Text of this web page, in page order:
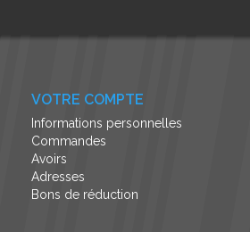
VOTRE COMPTE
Informations personnelles
Commandes
Avoirs
Adresses
Bons de réduction